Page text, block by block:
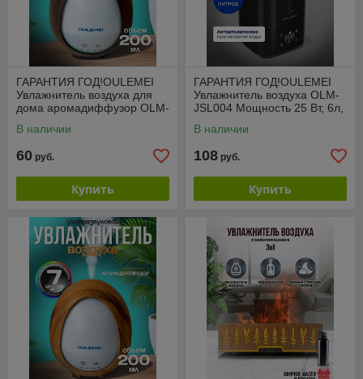
ГАРАНТИЯ ГОД!OULEMEI
Увлажнитель воздуха для
дома аромадиффузор OLM-
В наличии
60 руб.
Купить
ГАРАНТИЯ ГОД!OULEMEI
Увлажнитель воздуха OLM-
JSL004 Мощность 25 Вт, 6л,
В наличии
108 руб.
Купить